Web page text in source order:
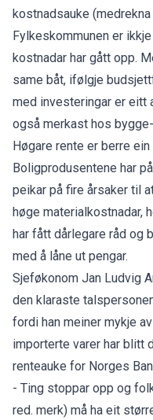
kostnadsauke (medrekna
Fylkeskommunen er
kostnadar har gått opp.
same båt, ifølgje
med investeringar er eitt
også merkast hos
Høgare rente er berre
Boligprodusentene har
peikar på fire årsaker til
høge materialkostnadar,
har fått dårlegare råd og
med å låne ut pengar.
Sjeføkonom Jan Ludvig
den klaraste
fordi han meiner mykje
importerte varer har blitt
renteauke for Norges
- Ting stoppar opp og
red. merk) må ha eit